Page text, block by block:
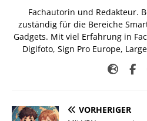
Fachautorin und Redakteur.
zuständig für die Bereiche
Gadgets. Mit viel Erfahrung in
Digifoto, Sign Pro Europe,
VORHERIGER